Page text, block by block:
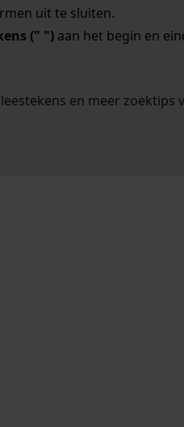
uit te sluiten.
(" ")aan het begin en
en meer zoektips